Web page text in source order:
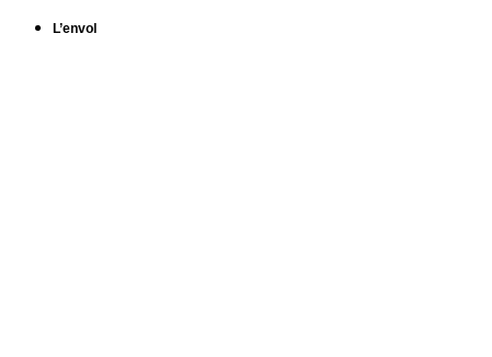
L’envol